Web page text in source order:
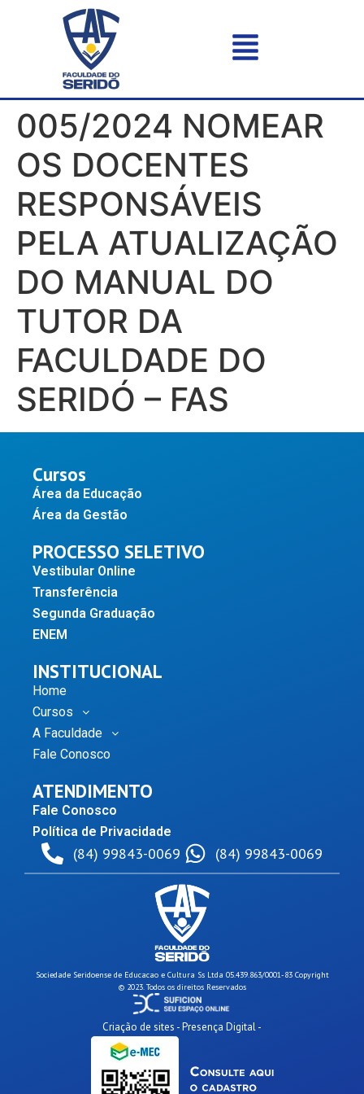
005/2024 NOMEAR
OS DOCENTES
RESPONSÁVEIS
PELA ATUALIZAÇÃO
DO MANUAL DO
TUTOR DA
FACULDADE DO
SERIDÓ – FAS
Cursos
Área da Educação
Área da Gestão
PROCESSO SELETIVO
Vestibular Online
Transferência
Segunda Graduação
ENEM
INSTITUCIONAL
Home
Cursos
A Faculdade
Fale Conosco
ATENDIMENTO
Fale Conosco
Política de Privacidade
(84) 99843-0069 (84) 99843-0069
Sociedade Seridoense de Educacao e Cultura Ss Ltda 05.439.863/0001-83 Copyright
© 2023. Todos os direitos Reservados
Criação de sites - Presença Digital -